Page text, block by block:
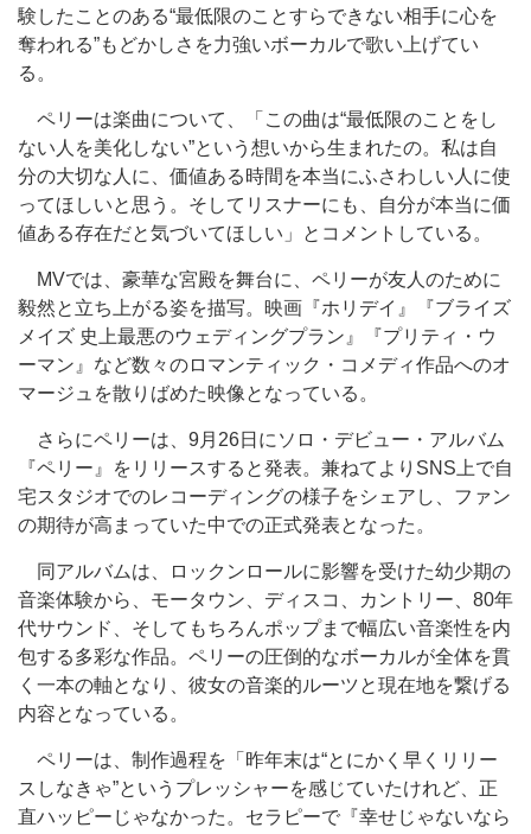
験したことのある“最低限のことすらできない相手に心を
奪われる”もどかしさを力強いボーカルで歌い上げてい
る。
ペリーは楽曲について、「この曲は“最低限のことをし
ない人を美化しない”という想いから生まれたの。私は自
分の大切な人に、価値ある時間を本当にふさわしい人に使
ってほしいと思う。そしてリスナーにも、自分が本当に価
値ある存在だと気づいてほしい」とコメントしている。
MVでは、豪華な宮殿を舞台に、ペリーが友人のために
毅然と立ち上がる姿を描写。映画『ホリデイ』『ブライズ
メイズ 史上最悪のウェディングプラン』『プリティ・ウ
ーマン』など数々のロマンティック・コメディ作品へのオ
マージュを散りばめた映像となっている。
さらにペリーは、9月26日にソロ・デビュー・アルバム
『ペリー』をリリースすると発表。兼ねてよりSNS上で自
宅スタジオでのレコーディングの様子をシェアし、ファン
の期待が高まっていた中での正式発表となった。
同アルバムは、ロックンロールに影響を受けた幼少期の
音楽体験から、モータウン、ディスコ、カントリー、80年
代サウンド、そしてもちろんポップまで幅広い音楽性を内
包する多彩な作品。ペリーの圧倒的なボーカルが全体を貫
く一本の軸となり、彼女の音楽的ルーツと現在地を繋げる
内容となっている。
ペリーは、制作過程を「昨年末は“とにかく早くリリー
スしなきゃ”というプレッシャーを感じていたけれど、正
直ハッピーじゃなかった。セラピーで『幸せじゃないなら